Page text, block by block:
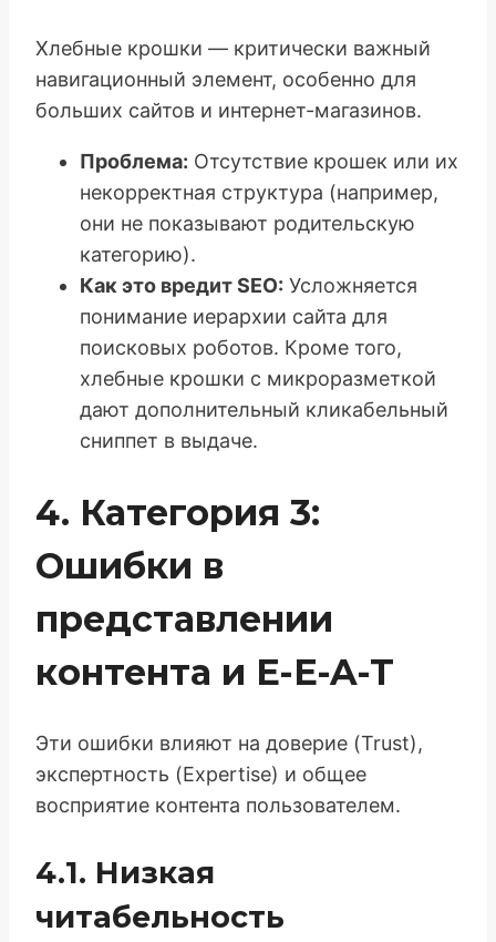
Хлебные крошки — критически важный
навигационный элемент, особенно для
больших сайтов и интернет-магазинов.
Проблема: Отсутствие крошек или их
некорректная структура (например,
они не показывают родительскую
категорию).
Как это вредит SEO: Усложняется
понимание иерархии сайта для
поисковых роботов. Кроме того,
хлебные крошки с микроразметкой
дают дополнительный кликабельный
сниппет в выдаче.
4. Категория 3:
Ошибки в
представлении
контента и E-E-A-T
Эти ошибки влияют на доверие (Trust),
экспертность (Expertise) и общее
восприятие контента пользователем.
4.1. Низкая
читабельность